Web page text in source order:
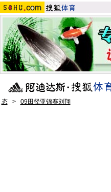
态
> 09田径亚锦赛刘翔